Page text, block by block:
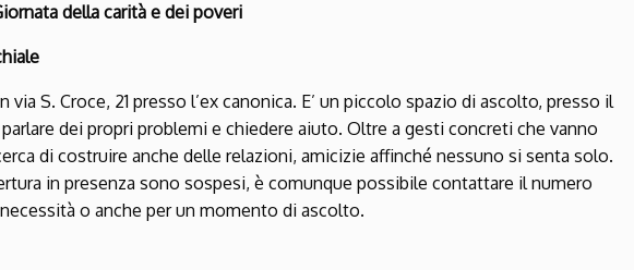
della carità e dei poveri
S. Croce, 21 presso l’ex canonica. E’ un piccolo spazio di ascolto, presso il
dei propri problemi e chiedere aiuto. Oltre a gesti concreti che vanno
di costruire anche delle relazioni, amicizie affinché nessuno si senta solo.
in presenza sono sospesi, è comunque possibile contattare il numero
o anche per un momento di ascolto.